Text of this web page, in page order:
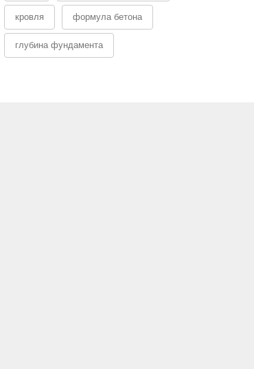
кровля формула бетона
глубина фундамента